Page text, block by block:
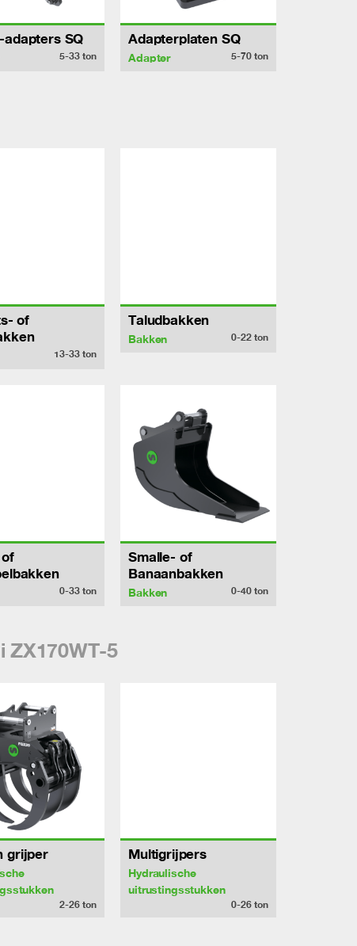
adapters SQ
5-33ton
Adapterplaten SQ
Adapter 5-70 ton
of
13-33ton
Taludbakken
Bakken 0-22 ton
0-33ton
Smalle- of
Banaanbakken
Bakken 0-40 ton
ZX170WT-5
grijper
2-26ton
Multigrijpers
Hydraulische
uitrustingsstukken
0-26 ton